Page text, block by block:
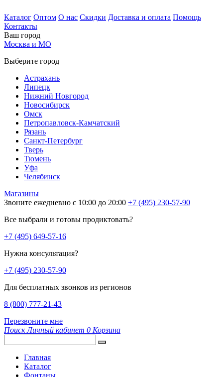
Каталог Оптом О нас Скидки Доставка и оплата Помощь
Контакты
Ваш город
Москва и МО
Выберите город
Астрахань
Липецк
Нижний Новгород
Новосибирск
Омск
Петропавловск-Камчатский
Рязань
Санкт-Петербург
Тверь
Тюмень
Уфа
Челябинск
Магазины
Звоните ежедневно с 10:00 до 20:00 +7 (495) 230-57-90
Все выбрали и готовы продиктовать?
+7 (495) 649-57-16
Нужна консультация?
+7 (495) 230-57-90
Для бесплатных звонков из регионов
8 (800) 777-21-43
Перезвоните мне
Поиск Личный кабинет 0 Корзина
Главная
Каталог
Фонтаны